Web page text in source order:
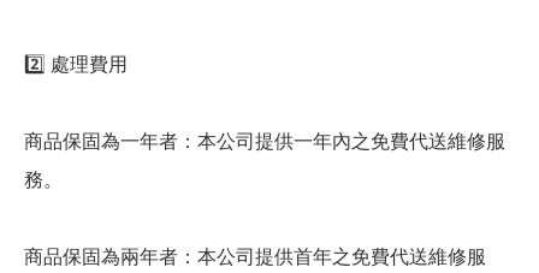
2️⃣ 處理費用
商品保固為一年者：本公司提供一年內之免費代送維修服
務。
商品保固為兩年者：本公司提供首年之免費代送維修服